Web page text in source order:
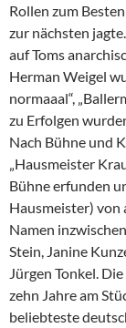
Rollen zum
zur nächsten
auf Toms
Herman Weigel
normaaal“,
zu Erfolgen
Nach Bühne und
„Hausmeister
Bühne erfunden
Hausmeister) von
Namen
Stein, Janine
Jürgen Tonkel.
zehn Jahre am
beliebteste